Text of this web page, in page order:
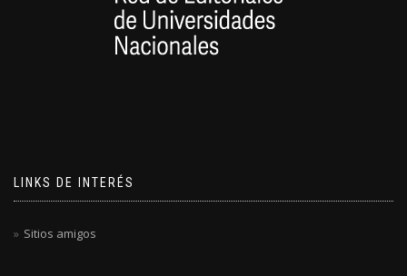
LINKS DE INTERÉS
Sitios amigos